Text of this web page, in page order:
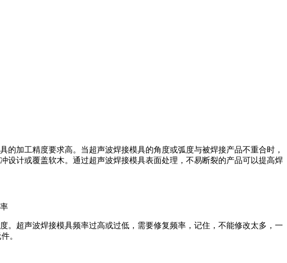
加工精度要求高。当超声波焊接模具的角度或弧度与被焊接产品不重合时，
设计或覆盖软木。通过超声波焊接模具表面处理，不易断裂的产品可以提高焊
超声波焊接模具频率过高或过低，需要修复频率，记住，不能修改太多，一
。